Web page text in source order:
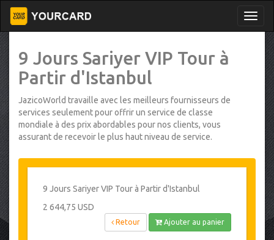
9 Jours Sariyer VIP Tour à
Partir d'Istanbul
JazicoWorld travaille avec les meilleurs fournisseurs de
services seulement pour offrir un service de classe
mondiale à des prix abordables pour nos clients, vous
assurant de recevoir le plus haut niveau de service.
9 Jours Sariyer VIP Tour à Partir d'Istanbul
2 644,75 USD
Retour Ajouter au panier